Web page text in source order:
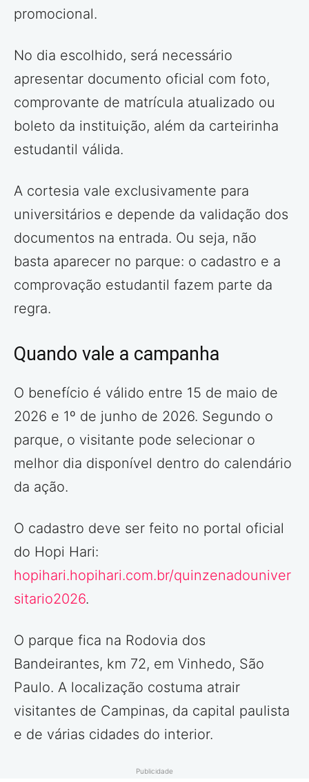
promocional.
No dia escolhido, será necessário
apresentar documento oficial com foto,
comprovante de matrícula atualizado ou
boleto da instituição, além da carteirinha
estudantil válida.
A cortesia vale exclusivamente para
universitários e depende da validação dos
documentos na entrada. Ou seja, não
basta aparecer no parque: o cadastro e a
comprovação estudantil fazem parte da
regra.
Quando vale a campanha
O benefício é válido entre 15 de maio de
2026 e 1º de junho de 2026. Segundo o
parque, o visitante pode selecionar o
melhor dia disponível dentro do calendário
da ação.
O cadastro deve ser feito no portal oficial
do Hopi Hari:
hopihari.hopihari.com.br/quinzenadouniver
sitario2026.
O parque fica na Rodovia dos
Bandeirantes, km 72, em Vinhedo, São
Paulo. A localização costuma atrair
visitantes de Campinas, da capital paulista
e de várias cidades do interior.
Publicidade